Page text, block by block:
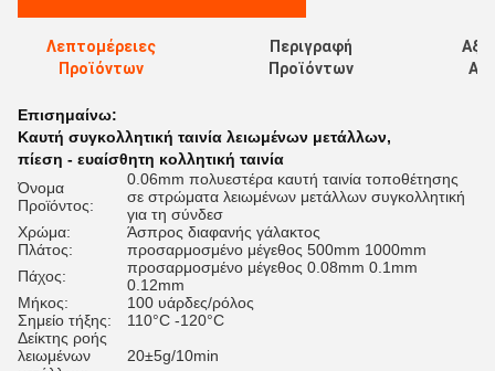
Λεπτομέρειες
Προϊόντων
Περιγραφή
Προϊόντων
Επισημαίνω:
Καυτή συγκολλητική ταινία λειωμένων μετάλλων,
πίεση - ευαίσθητη κολλητική ταινία
Όνομα
Προϊόντος:
0.06mm πολυεστέρα καυτή ταινία τοποθέτησης
σε στρώματα λειωμένων μετάλλων συγκολλητική
για τη σύνδεσ
Χρώμα:
Άσπρος διαφανής γάλακτος
Πλάτος:
προσαρμοσμένο μέγεθος 500mm 1000mm
Πάχος:
προσαρμοσμένο μέγεθος 0.08mm 0.1mm
0.12mm
Μήκος:
100 υάρδες/ρόλος
Σημείο τήξης:
110°C -120°C
Δείκτης ροής
λειωμένων
20±5g/10min